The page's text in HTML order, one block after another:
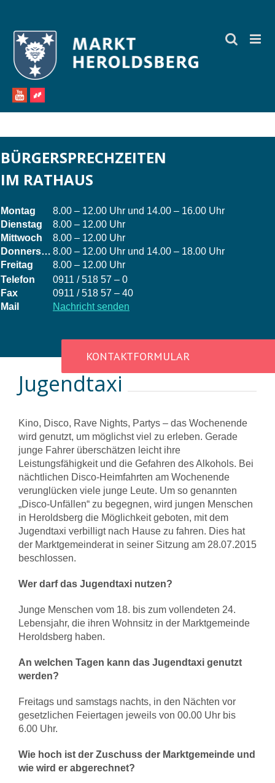
springen
BÜRGERSPRECHZEITEN
IM RATHAUS
Montag
8.00 – 12.00 Uhr und 14.00 – 16.00 Uhr
Dienstag
8.00 – 12.00 Uhr
Mittwoch
8.00 – 12.00 Uhr
Donnerstag 8.00 – 12.00 Uhr und 14.00 – 18.00 Uhr
Freitag
8.00 – 12.00 Uhr
Telefon
0911 / 518 57 – 0
Fax
0911 / 518 57 – 40
Mail
Nachricht senden
KONTAKTFORMULAR
Jugendtaxi
Kino, Disco, Rave Nights, Partys – das Wochenende
wird genutzt, um möglichst viel zu erleben. Gerade
junge Fahrer überschätzen leicht ihre
Leistungsfähigkeit und die Gefahren des Alkohols. Bei
nächtlichen Disco-Heimfahrten am Wochenende
verunglücken viele junge Leute. Um so genannten
„Disco-Unfällen“ zu begegnen, wird jungen Menschen
in Heroldsberg die Möglichkeit geboten, mit dem
Jugendtaxi verbilligt nach Hause zu fahren. Dies hat
der Marktgemeinderat in seiner Sitzung am 28.07.2015
beschlossen.
Wer darf das Jugendtaxi nutzen?
Junge Menschen vom 18. bis zum vollendeten 24.
Lebensjahr, die ihren Wohnsitz in der Marktgemeinde
Heroldsberg haben.
An welchen Tagen kann das Jugendtaxi genutzt
werden?
Freitags und samstags nachts, in den Nächten vor
gesetzlichen Feiertagen jeweils von 00.00 Uhr bis
6.00 Uhr.
Wie hoch ist der Zuschuss der Marktgemeinde und
wie wird er abgerechnet?